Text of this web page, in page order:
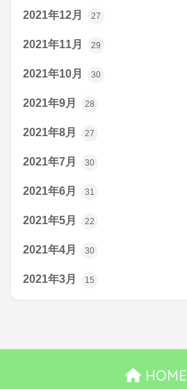
2021年12月 27
2021年11月 29
2021年10月 30
2021年9月 28
2021年8月 27
2021年7月 30
2021年6月 31
2021年5月 22
2021年4月 30
2021年3月 15
HOME